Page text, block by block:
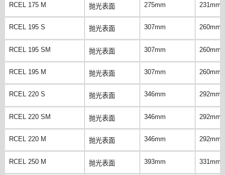
RCEL 175 M 抛光表面 275mm 231mm
RCEL 195 S 抛光表面 307mm 260mm
RCEL 195 SM 抛光表面 307mm 260mm
RCEL 195 M 抛光表面 307mm 260mm
RCEL 220 S 抛光表面 346mm 292mm
RCEL 220 SM 抛光表面 346mm 292mm
RCEL 220 M 抛光表面 346mm 292mm
RCEL 250 M 抛光表面 393mm 331mm